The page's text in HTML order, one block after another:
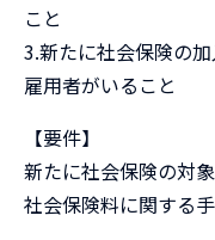
こと
3.新たに社会保険の
雇用者がいること
【要件】
新たに社会保険の対
社会保険料に関する